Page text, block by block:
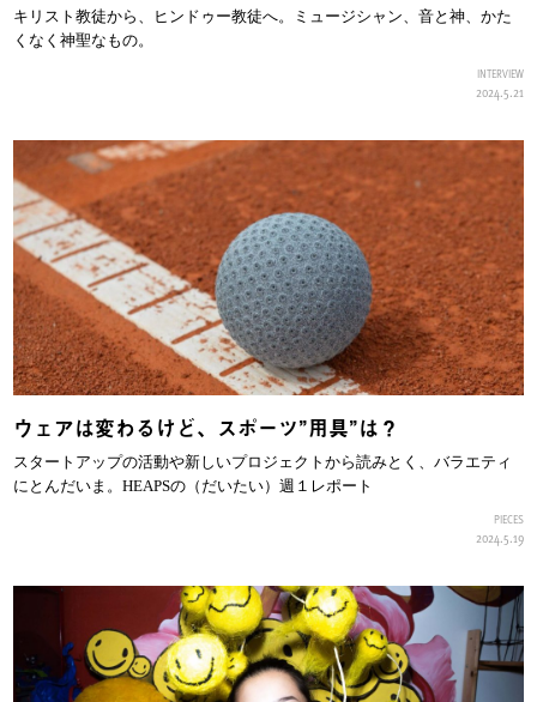
キリスト教徒から、ヒンドゥー教徒へ。ミュージシャン、音と神、かた
くなく神聖なもの。
INTERVIEW
2024.5.21
ウェアは変わるけど、スポーツ”用具”は？
スタートアップの活動や新しいプロジェクトから読みとく、バラエティ
にとんだいま。HEAPSの（だいたい）週１レポート
PIECES
2024.5.19